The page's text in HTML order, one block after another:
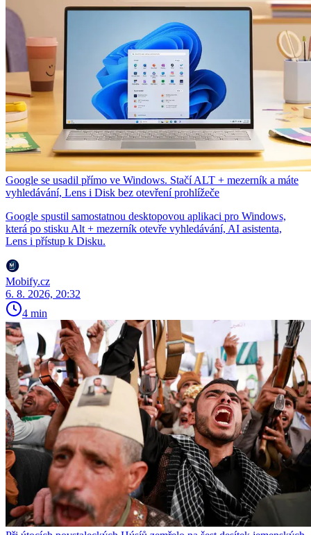
Google se usadil přímo ve Windows. Stačí ALT + mezerník a máte
vyhledávání, Lens i Disk bez otevření prohlížeče
Google spustil samostatnou desktopovou aplikaci pro Windows,
která po stisku Alt + mezerník otevře vyhledávání, AI asistenta,
Lens i přístup k Disku.
Mobify.cz
6. 8. 2026, 20:32
4 min